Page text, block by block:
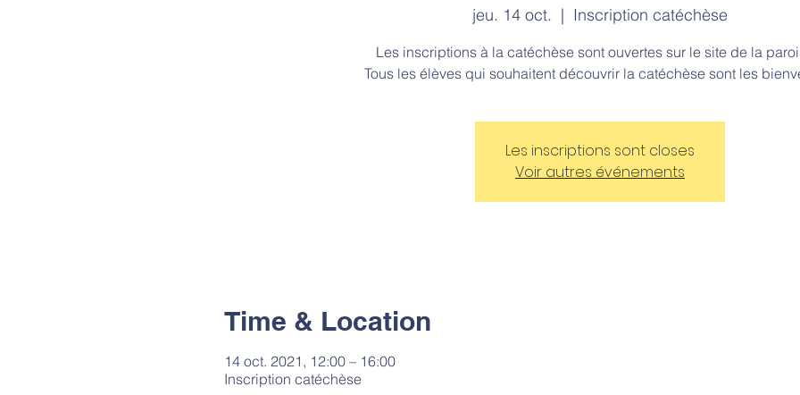
jeu. 14 oct.
  |
Inscription catéchèse
Les inscriptions à la catéchèse sont ouvertes sur le site de la
Les inscriptions sont closes
Voir autres événements
Time & Location
14 oct. 2021, 12:00 – 16:00
Inscription catéchèse